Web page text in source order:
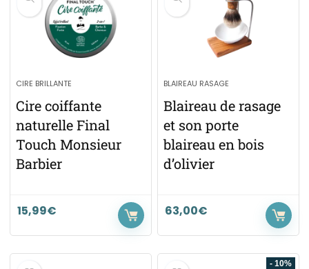
CIRE BRILLANTE
Cire coiffante
naturelle Final
Touch Monsieur
Barbier
15,99€
BLAIREAU RASAGE
Blaireau de rasage
et son porte
blaireau en bois
d’olivier
63,00€
- 10%